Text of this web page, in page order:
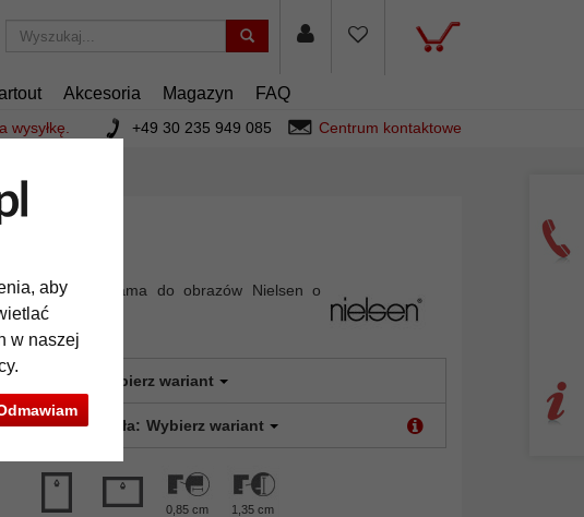
aby
w naszej
Akcesoria Magazyn FAQ
wysyłkę. +49 30 235 949 085 Centrum kontaktowe
Aluminiowa rama do obrazów Nielsen o
profilu 220
Wybierz wariant
rodzaj szkła: Wybierz wariant
0,85 cm 1,35 cm